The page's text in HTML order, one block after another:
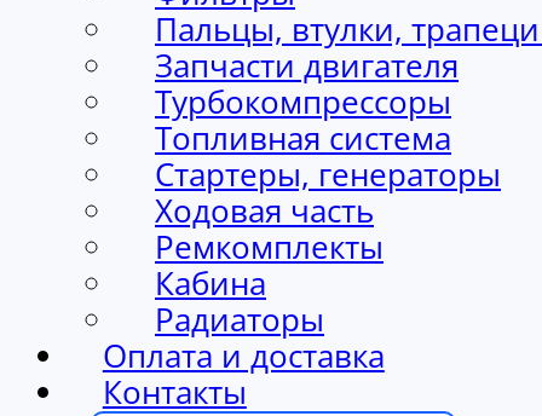
Пальцы, втулки,
Запчасти двигателя
Турбокомпрессоры
Топливная система
Стартеры, генераторы
Ходовая часть
Ремкомплекты
Кабина
Радиаторы
Оплата и доставка
Контакты